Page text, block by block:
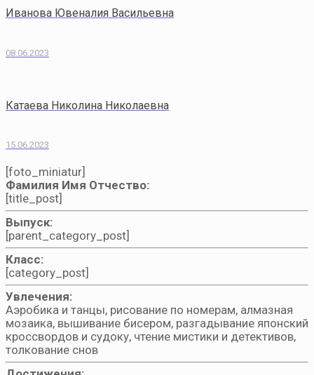
Иванова Ювеналия Васильевна
08.06.2023
Катаева Николина Николаевна
15.06.2023
[foto_miniatur]
Фамилия Имя Отчество:
[title_post]
Выпуск:
[parent_category_post]
Класс:
[category_post]
Увлечения:
Аэробика и танцы, рисование по номерам, алмазная
мозаика, вышивание бисером, разгадывание японский
кроссвордов и судоку, чтение мистики и детективов,
толкование снов